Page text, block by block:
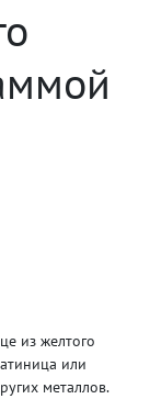
из желтого
или
металлов.